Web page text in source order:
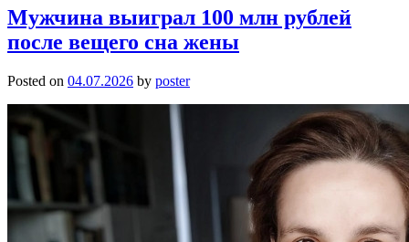
Мужчина выиграл 100 млн рублей
после вещего сна жены
Posted on 04.07.2026 by poster